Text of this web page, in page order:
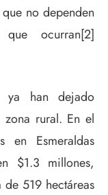
no dependen
ocurran[2]
ya han dejado
rural. En el
en Esmeraldas
$1.3 millones,
519 hectáreas